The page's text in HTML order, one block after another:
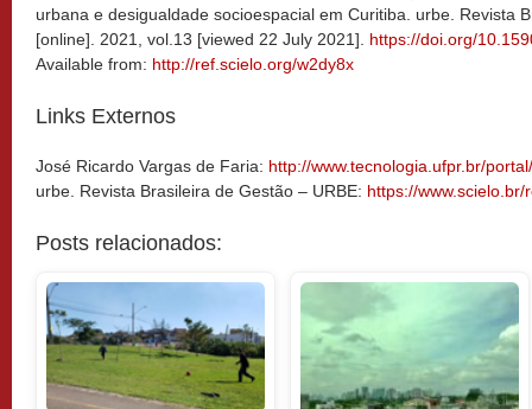
urbana e desigualdade socioespacial em Curitiba. urbe. Revista
[online]. 2021, vol.13 [viewed 22 July 2021]. https://doi.org/
Available from: http://ref.scielo.org/w2dy8x
Links Externos
José Ricardo Vargas de Faria: http://www.tecnologia.ufpr.br/
urbe. Revista Brasileira de Gestão – URBE: https://
Posts relacionados: